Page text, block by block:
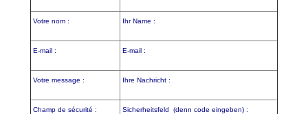
Votre nom : Ihr Name :
E-mail : E-mail :
Votre message : Ihre Nachricht :
Champ de sécurité : Sicherheitsfeld (denn code eingeben) :